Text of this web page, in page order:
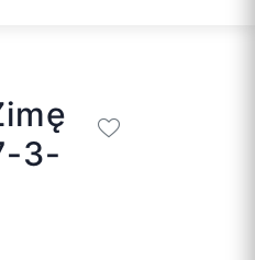
3-